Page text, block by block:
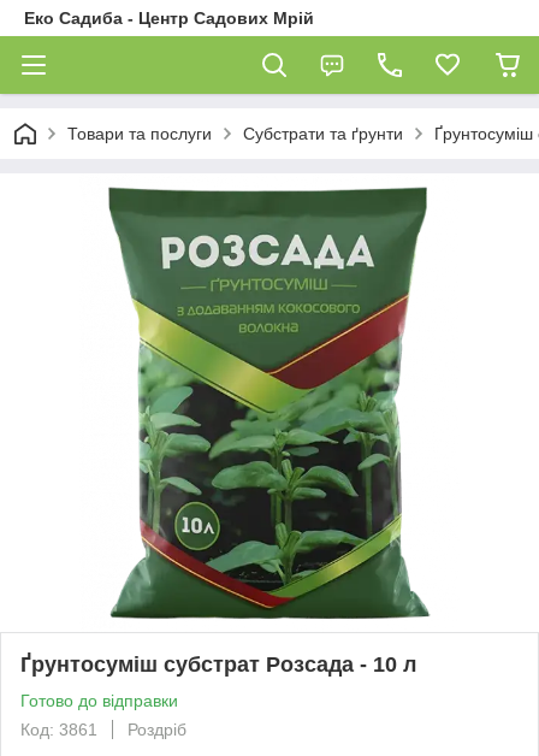
Еко Садиба - Центр Садових Мрій
Товари та послуги Субстрати та ґрунти
Ґрунтосуміш субстрат Розсада - 10 л
Готово до відправки
Код: 3861
Роздріб